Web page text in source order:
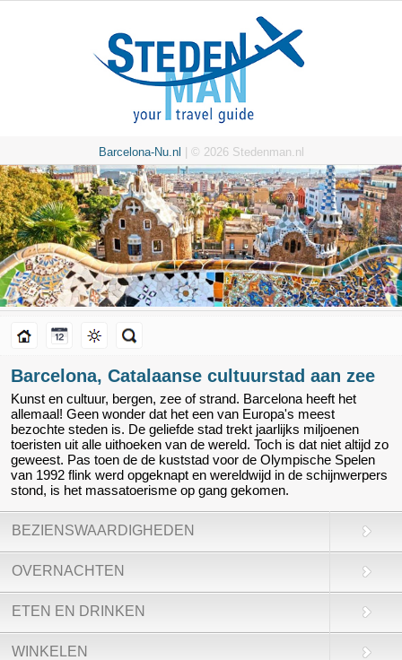
Barcelona-Nu.nl | © 2026 Stedenman.nl
Barcelona, Catalaanse cultuurstad aan zee
Kunst en cultuur, bergen, zee of strand. Barcelona heeft het
allemaal! Geen wonder dat het een van Europa's meest
bezochte steden is. De geliefde stad trekt jaarlijks miljoenen
toeristen uit alle uithoeken van de wereld. Toch is dat niet altijd zo
geweest. Pas toen de de kuststad voor de Olympische Spelen
van 1992 flink werd opgeknapt en wereldwijd in de schijnwerpers
stond, is het massatoerisme op gang gekomen.
BEZIENSWAARDIGHEDEN
OVERNACHTEN
ETEN EN DRINKEN
WINKELEN